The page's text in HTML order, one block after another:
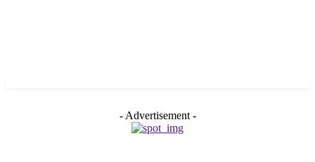
- Advertisement -